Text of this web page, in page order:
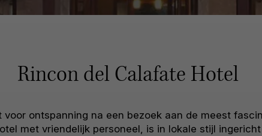
Rincon del Calafate Hotel
ontspanning na een bezoek aan de meest
met vriendelijk personeel, is in lokale stijl